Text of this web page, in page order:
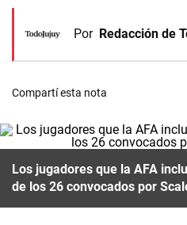
Por Redacción de
Compartí esta nota
Los jugadores que la AFA
de los 26 convocados por